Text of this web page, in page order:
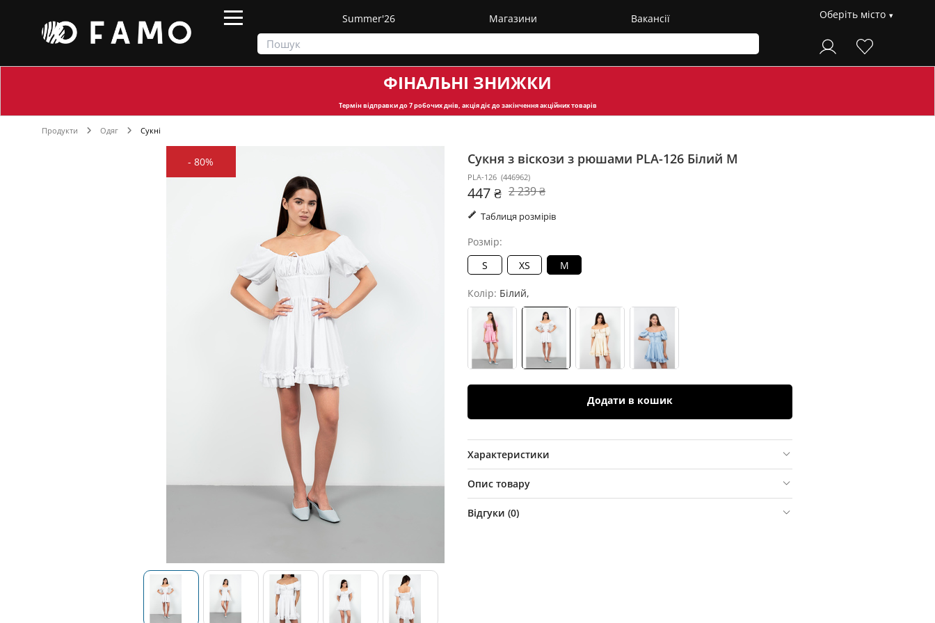
Summer'26 Магазини Вакансії Оберіть місто
ФІНАЛЬНІ ЗНИЖКИ
Термін відправкидо 7 робочих днів, акція діє до закінчення акційних товарів
Продукти Одяг Сукні
-80% Сукня з віскози з рюшами PLA-126 Білий M
PLA-126 (446962)
447 ₴ 2 239 ₴
Таблиця розмірів
Розмір:
S
XS M
Колір: Білий,
Додати в кошик
Характеристики
Опис товару
Відгуки (0)